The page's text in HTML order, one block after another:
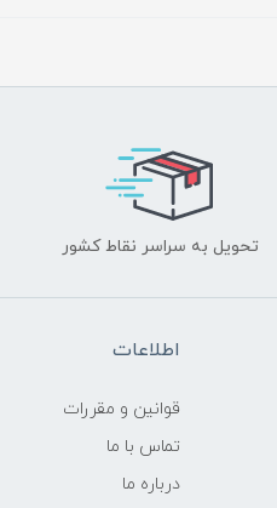
تحویل به سراسر نقاط کشور
اطلاعات
قوانين و مقررات
تماس با ما
درباره ما